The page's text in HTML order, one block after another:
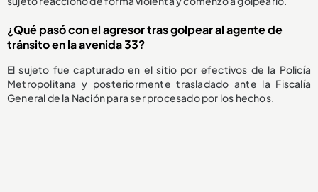
¿Qué pasó con el agresor tras golpear al agente de
tránsito en la avenida 33?
El sujeto fue capturado en el sitio por efectivos de la Policía
Metropolitana y posteriormente trasladado ante la Fiscalía
General de la Nación para ser procesado por los hechos.